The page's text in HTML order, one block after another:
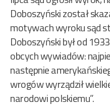
Doboszyński został
motywach wyroku sąd
Doboszyński był od
obcych wywiadów:
następnie
wrogów wyrządził
narodowi polskiemu”.